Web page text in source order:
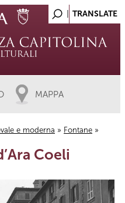
MAPPA
e moderna » Fontane »
Coeli